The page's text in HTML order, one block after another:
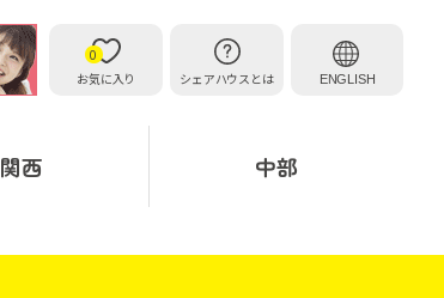
お気に入り
0
シェアハウスとは
ENGLISH
関西 中部